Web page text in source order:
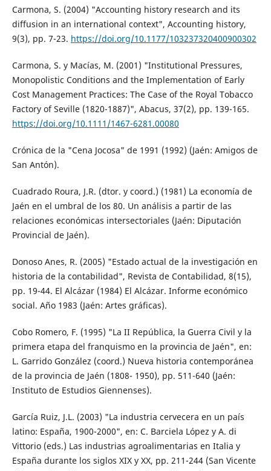
Carmona, S. (2004) "Accounting history research and its
diffusion in an international context", Accounting history,
9(3), pp. 7-23. https://doi.org/10.1177/103237320400900302
Carmona, S. y Macías, M. (2001) "Institutional Pressures,
Monopolistic Conditions and the Implementation of Early
Cost Management Practices: The Case of the Royal Tobacco
Factory of Seville (1820-1887)", Abacus, 37(2), pp. 139-165.
https://doi.org/10.1111/1467-6281.00080
Crónica de la "Cena Jocosa" de 1991 (1992) (Jaén: Amigos de
San Antón).
Cuadrado Roura, J.R. (dtor. y coord.) (1981) La economía de
Jaén en el umbral de los 80. Un análisis a partir de las
relaciones económicas intersectoriales (Jaén: Diputación
Provincial de Jaén).
Donoso Anes, R. (2005) "Estado actual de la investigación en
historia de la contabilidad", Revista de Contabilidad, 8(15),
pp. 19-44. El Alcázar (1984) El Alcázar. Informe económico
social. Año 1983 (Jaén: Artes gráficas).
Cobo Romero, F. (1995) "La II República, la Guerra Civil y la
primera etapa del franquismo en la provincia de Jaén", en:
L. Garrido González (coord.) Nueva historia contemporánea
de la provincia de Jaén (1808- 1950), pp. 511-640 (Jaén:
Instituto de Estudios Giennenses).
García Ruiz, J.L. (2003) "La industria cervecera en un país
latino: España, 1900-2000", en: C. Barciela López y A. di
Vittorio (eds.) Las industrias agroalimentarias en Italia y
España durante los siglos XIX y XX, pp. 211-244 (San Vicente